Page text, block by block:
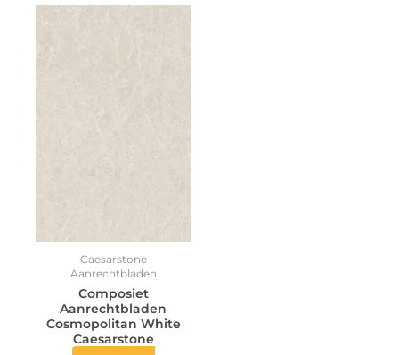
Caesarstone
Aanrechtbladen
Composiet
Aanrechtbladen
Cosmopolitan White
Caesarstone